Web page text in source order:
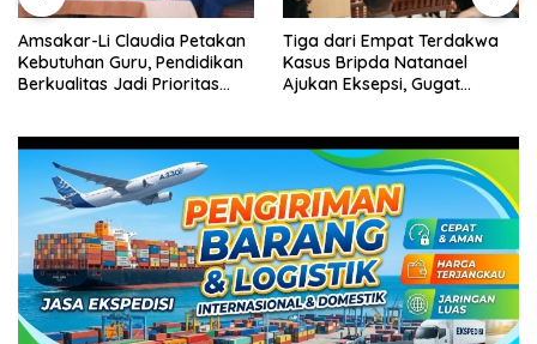
Amsakar-Li Claudia Petakan
Kebutuhan Guru, Pendidikan
Berkualitas Jadi Prioritas
Tiga dari Empat Terdakwa
Kasus Bripda Natanael
Ajukan Eksepsi, Gugat